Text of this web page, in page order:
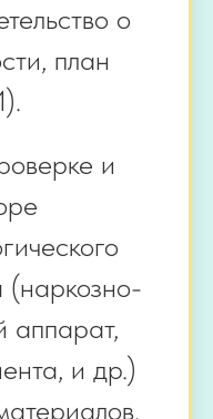
о
план
и
(наркозно-
аппарат,
и др.)